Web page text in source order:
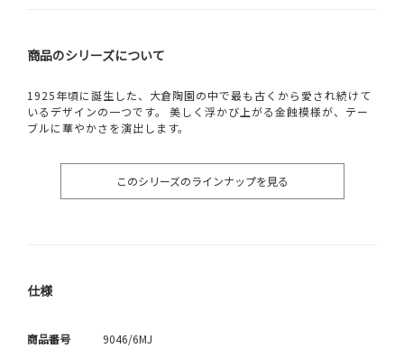
商品のシリーズについて
1925年頃に誕生した、大倉陶園の中で最も古くから愛され続けて
いるデザインの一つです。 美しく浮かび上がる金蝕模様が、テー
ブルに華やかさを演出します。
このシリーズのラインナップを見る
仕様
商品番号 9046/6MJ